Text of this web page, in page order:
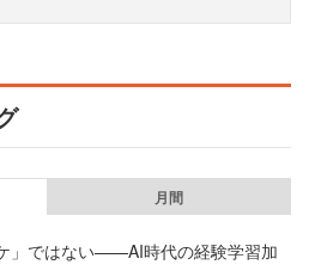
月間
」ではない——AI時代の経験学習加